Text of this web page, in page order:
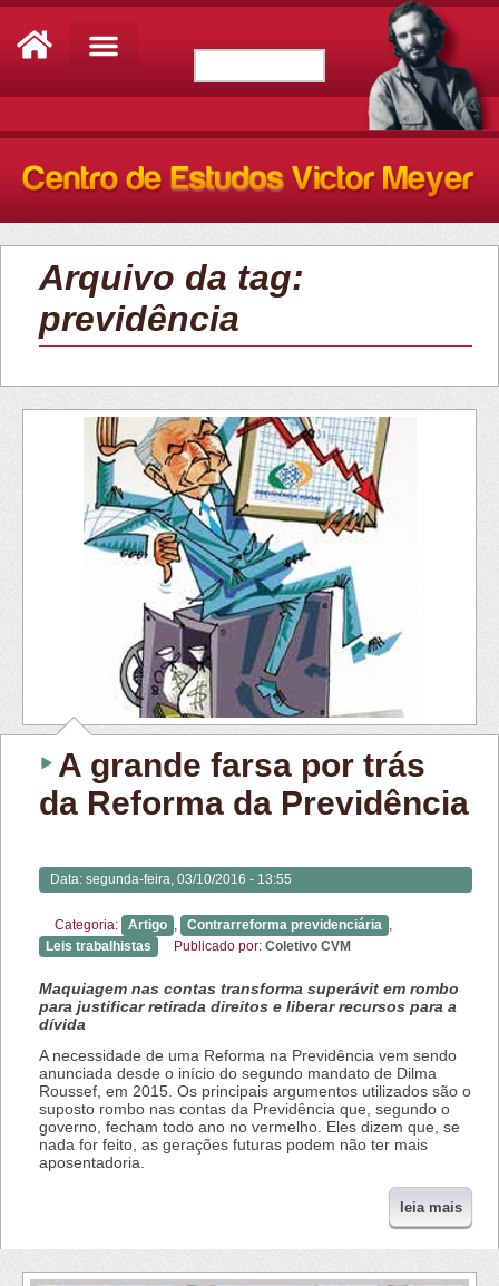
Arquivo da tag:
previdência
A grande farsa por trás
da Reforma da Previdência
Data: segunda-feira, 03/10/2016 - 13:55
Categoria: Artigo , Contrarreforma previdenciária ,
Leis trabalhistas
Publicado por: Coletivo CVM
Maquiagem nas contas transforma superávit em rombo
para justificar retirada direitos e liberar recursos para a
dívida
A necessidade de uma Reforma na Previdência vem sendo
anunciada desde o início do segundo mandato de Dilma
Roussef, em 2015. Os principais argumentos utilizados são o
suposto rombo nas contas da Previdência que, segundo o
governo, fecham todo ano no vermelho. Eles dizem que, se
nada for feito, as gerações futuras podem não ter mais
aposentadoria.
leia mais